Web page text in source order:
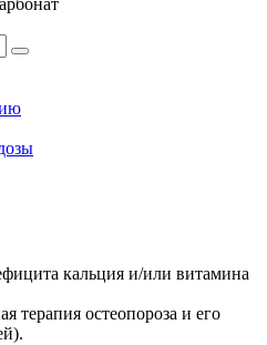
кальция и/или витамина
терапия остеопороза и его